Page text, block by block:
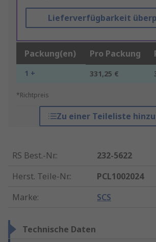
Lieferverfügbarkeit
Packung(en) Pro Packung
1 + 331,25 €
*Richtpreis
Zu einer Teileliste
RS Best.-Nr.:
232-5622
Herst. Teile-Nr.:
PCL1002024
Marke: SCS
Technische Daten